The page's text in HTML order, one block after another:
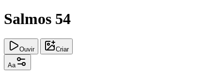
Salmos 54
Ouvir Criar
Aa